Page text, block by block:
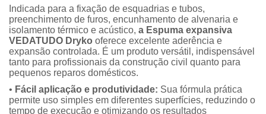
Indicada para a fixação de esquadrias e tubos,
preenchimento de furos, encunhamento de alvenaria e
isolamento térmico e acústico, a Espuma expansiva
VEDATUDO Dryko oferece excelente aderência e
expansão controlada. É um produto versátil, indispensável
tanto para profissionais da construção civil quanto para
pequenos reparos domésticos.
• Fácil aplicação e produtividade: Sua fórmula prática
permite uso simples em diferentes superfícies, reduzindo o
tempo de execução e otimizando os resultados